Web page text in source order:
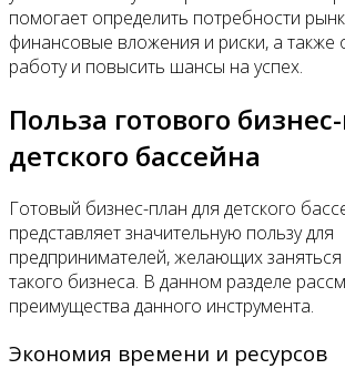
помогает определить потребности
финансовые вложения и риски, а также
работу и повысить шансы на успех.
Польза готового
детского бассейна
Готовый бизнес-план для детского
представляет значительную пользу для
предпринимателей, желающих заняться
такого бизнеса. В данном разделе
преимущества данного инструмента.
Экономия времени и ресурсов